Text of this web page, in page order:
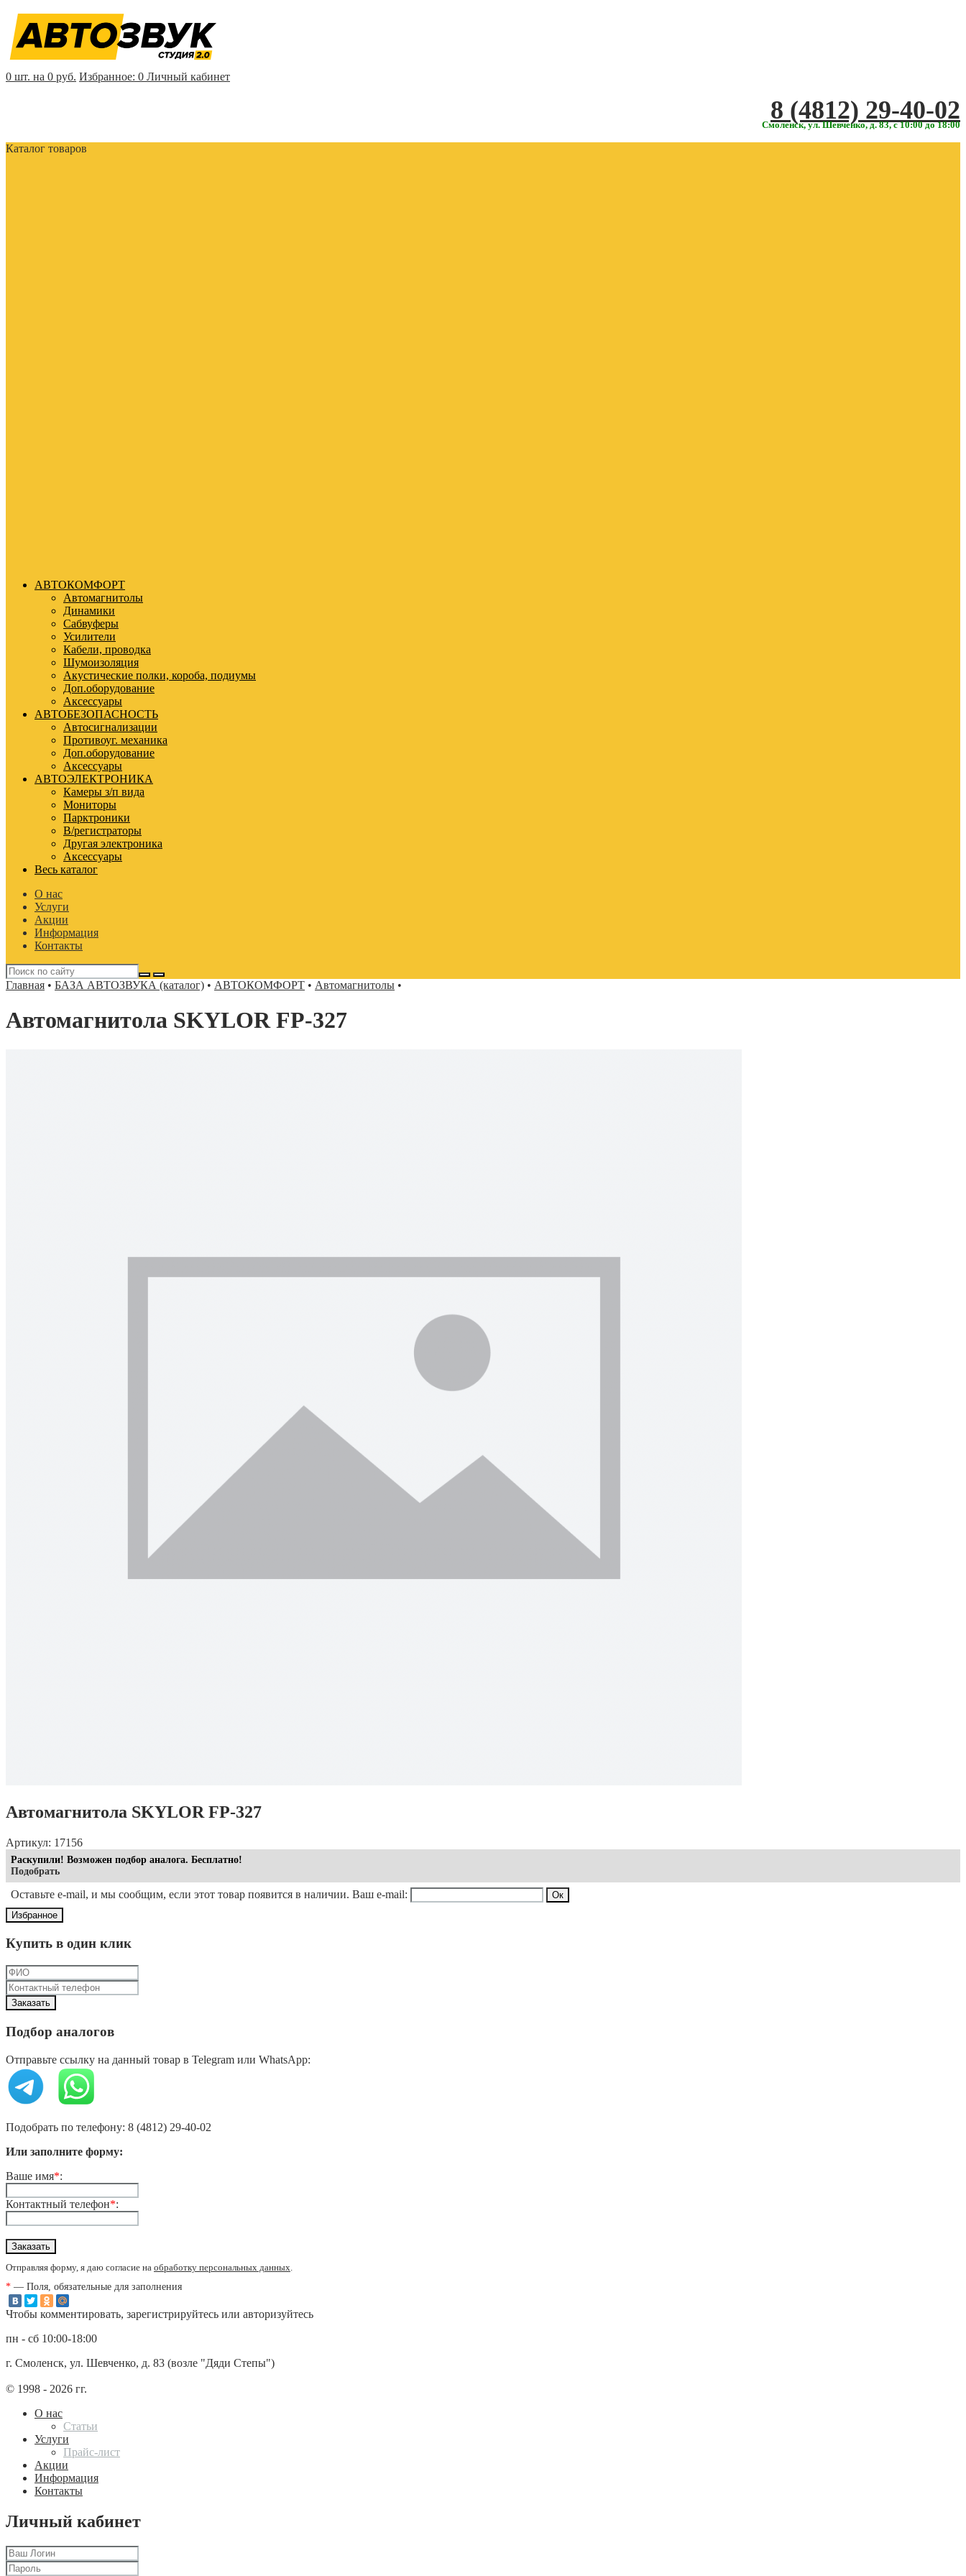
0 шт. на 0 руб. Избранное: 0 Личный кабинет
‎‎8 (4812) 29-40-02
Смоленск, ул. Шевченко, д. 83, с 10:00 до 18:00
Каталог товаров
АВТОКОМФОРТ
Автомагнитолы
Динамики
Сабвуферы
Усилители
Кабели, проводка
Шумоизоляция
Акустические полки, короба, подиумы
Доп.оборудование
Аксессуары
АВТОБЕЗОПАСНОСТЬ
Автосигнализации
Противоуг. механика
Доп.оборудование
Аксессуары
АВТОЭЛЕКТРОНИКА
Камеры з/п вида
Мониторы
Парктроники
В/регистраторы
Другая электроника
Аксессуары
Весь каталог
О нас
Услуги
Акции
Информация
Контакты
Главная • БАЗА АВТОЗВУКА (каталог) • АВТОКОМФОРТ • Автомагнитолы •
Автомагнитола SKYLOR FP-327
Автомагнитола SKYLOR FP-327
Артикул: 17156
Раскупили! Возможен подбор аналога. Бесплатно!
Подобрать
Оставьте e-mail, и мы сообщим, если этот товар появится в наличии. Ваш e-mail:
Избранное
Купить в один клик
Подбор аналогов
Отправьте ссылку на данный товар в Telegram или WhatsApp:
Подобрать по телефону: 8 (4812) 29-40-02
Или заполните форму:
Ваше имя*:
Контактный телефон*:
Отправляя форму, я даю согласие на обработку персональных данных.
* — Поля, обязательные для заполнения
Чтобы комментировать, зарегистрируйтесь или авторизуйтесь
пн - сб 10:00-18:00
г. Смоленск, ул. Шевченко, д. 83 (возле "Дяди Степы")
© 1998 - 2026 гг.
О нас
Статьи
Услуги
Прайс-лист
Акции
Информация
Контакты
Личный кабинет